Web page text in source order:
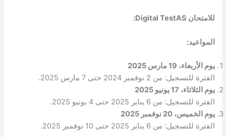
للامتحان Digital TestAS:
المواعيد:
يوم الأربعاء، 19 مارس 2025
الفترة للتسجيل: من 2 نوفمبر 2024 حتى 7 مارس 2025.
يوم الثلاثاء، 17 يونيو 2025
الفترة للتسجيل: من 6 يناير 2025 حتى 4 يونيو 2025.
يوم الخميس، 20 نوفمبر 2025
الفترة للتسجيل: من 6 يناير 2025 حتى 10 نوفمبر 2025.